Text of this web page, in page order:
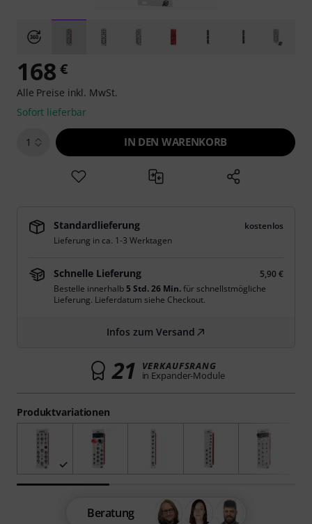
Produktvariationen
168 €
Alle Preise inkl. MwSt.
Sofort lieferbar
1 IN DEN WARENKORB
Standardlieferung
kostenlos
Lieferung in ca. 1-3 Werktagen
Schnelle Lieferung
5,90 €
Bestelle innerhalb5 Std. 26 Min.für schnellstmögliche
Lieferung. Lieferdatum siehe Checkout.
Infos zum Versand
21 VERKAUFSRANG
in Expander-Module
Beratung